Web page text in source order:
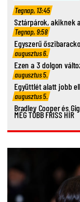
Tegnap, 13:45
Sztárpárok, akiknek
Tegnap, 9:58
Egyszerű
augusztus 6.
Ezen a 3 dolgon
augusztus 5.
Együttlét alatt jobb
augusztus 5.
Bradley Cooper és
MÉG TÖBB FRISS HÍR